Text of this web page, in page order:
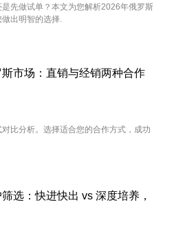
先做试单？本文为您解析2026年俄罗斯
出明智的选择.
市场：直销与经销两种合作
比分析。选择适合您的合作方式，成功
选：快进快出 vs 深度培养，